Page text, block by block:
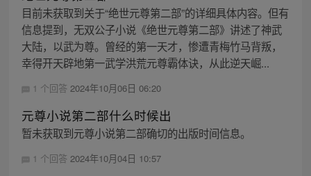
目前未获取到关于“绝世元尊第二部”的详细具体内容。但有
信息提到，无双公子小说《绝世元尊第二部》讲述了神武
大陆，以武为尊。曾经的第一天才，惨遭青梅竹马背叛，
幸得开天辟地第一武学洪荒元尊霸体诀，从此逆天崛...
1 个回答 2024年10月06日 06:20
元尊小说第二部什么时候出
暂未获取到元尊小说第二部确切的出版时间信息。
1 个回答 2024年10月04日 10:57